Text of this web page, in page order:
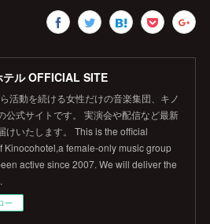
テル OFFICIAL SITE
活動を続ける女性だけの音楽集団、キノ
公式サイトです。 実演会や配信など最新
けいたします。 This is the official
Kinocohotel,a female-only music group
active since 2007. We will deliver the
ー